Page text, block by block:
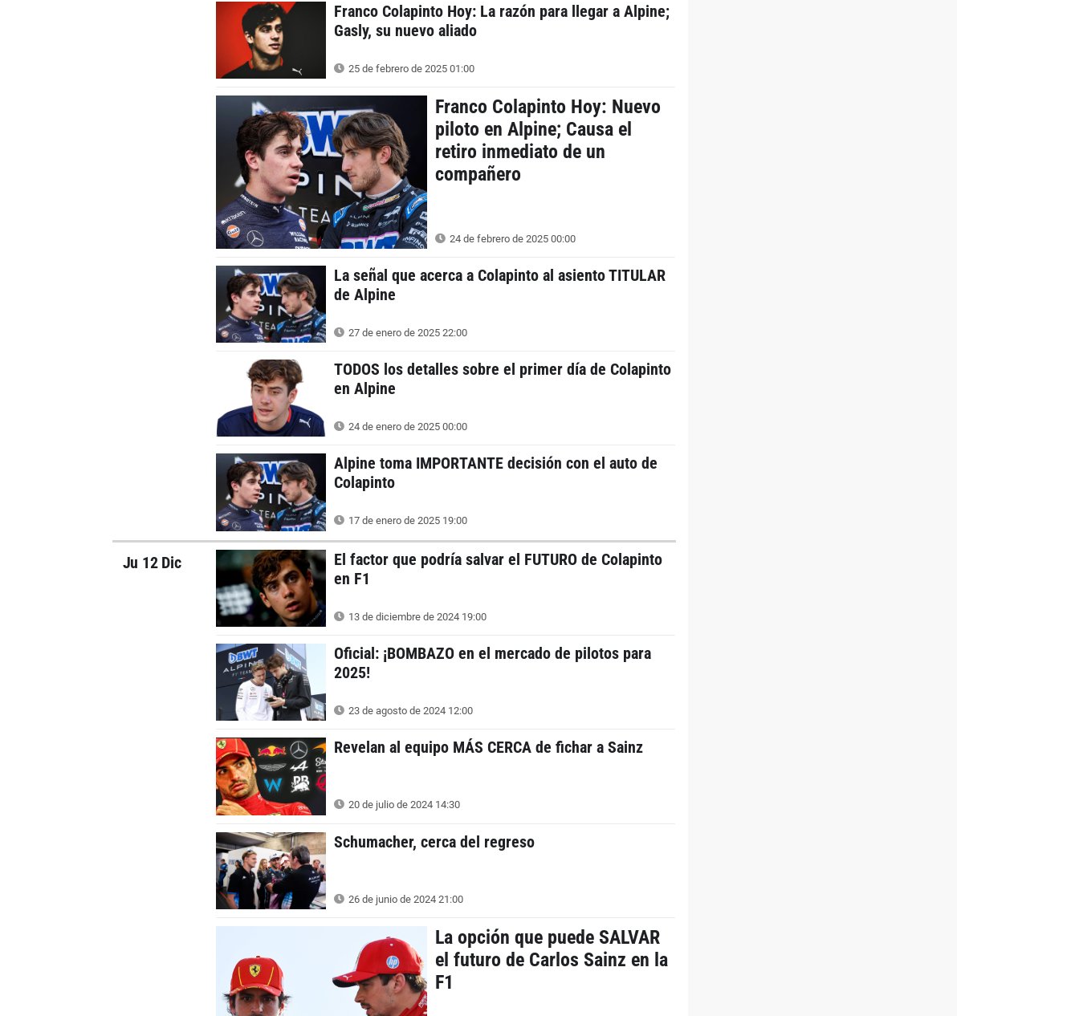
Franco Colapinto Hoy: La razón para llegar a Alpine;
Gasly, su nuevo aliado
25 de febrero de 2025 01:00
Franco Colapinto Hoy: Nuevo
piloto en Alpine; Causa el
retiro inmediato de un
compañero
24 de febrero de 2025 00:00
La señal que acerca a Colapinto al asiento TITULAR
de Alpine
27 de enero de 2025 22:00
TODOS los detalles sobre el primer día de Colapinto
en Alpine
24 de enero de 2025 00:00
Alpine toma IMPORTANTE decisión con el auto de
Colapinto
17 de enero de 2025 19:00
Ju 12 Dic
El factor que podría salvar el FUTURO de Colapinto
en F1
13 de diciembre de 2024 19:00
Oficial: ¡BOMBAZO en el mercado de pilotos para
2025!
23 de agosto de 2024 12:00
Revelan al equipo MÁS CERCA de fichar a Sainz
20 de julio de 2024 14:30
Schumacher, cerca del regreso
26 de junio de 2024 21:00
La opción que puede SALVAR
el futuro de Carlos Sainz en la
F1